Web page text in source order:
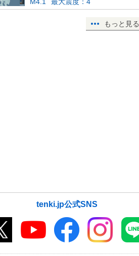
もっと見る
tenki.jp公式SNS